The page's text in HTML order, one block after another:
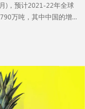
)，预计2021-22年全球
万吨，其中中国的增